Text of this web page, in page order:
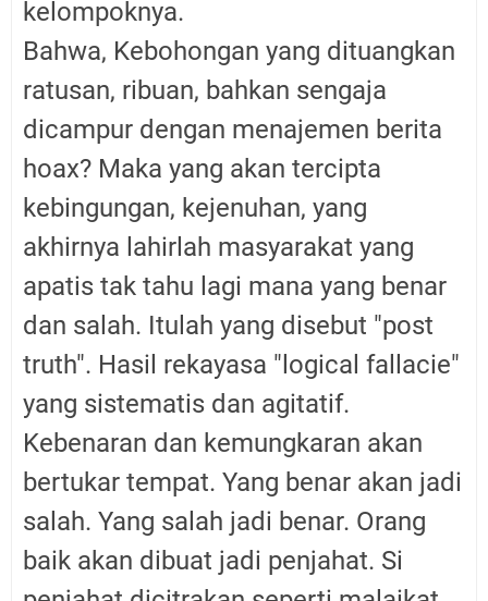
kelompoknya.
Bahwa, Kebohongan yang dituangkan
ratusan, ribuan, bahkan sengaja
dicampur dengan menajemen berita
hoax? Maka yang akan tercipta
kebingungan, kejenuhan, yang
akhirnya lahirlah masyarakat yang
apatis tak tahu lagi mana yang benar
dan salah. Itulah yang disebut "post
truth". Hasil rekayasa "logical fallacie"
yang sistematis dan agitatif.
Kebenaran dan kemungkaran akan
bertukar tempat. Yang benar akan jadi
salah. Yang salah jadi benar. Orang
baik akan dibuat jadi penjahat. Si